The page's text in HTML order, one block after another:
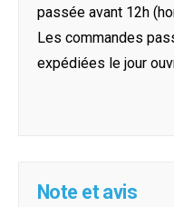
passée avant 12h
Les commandes
expédiées le jour
Note et avis